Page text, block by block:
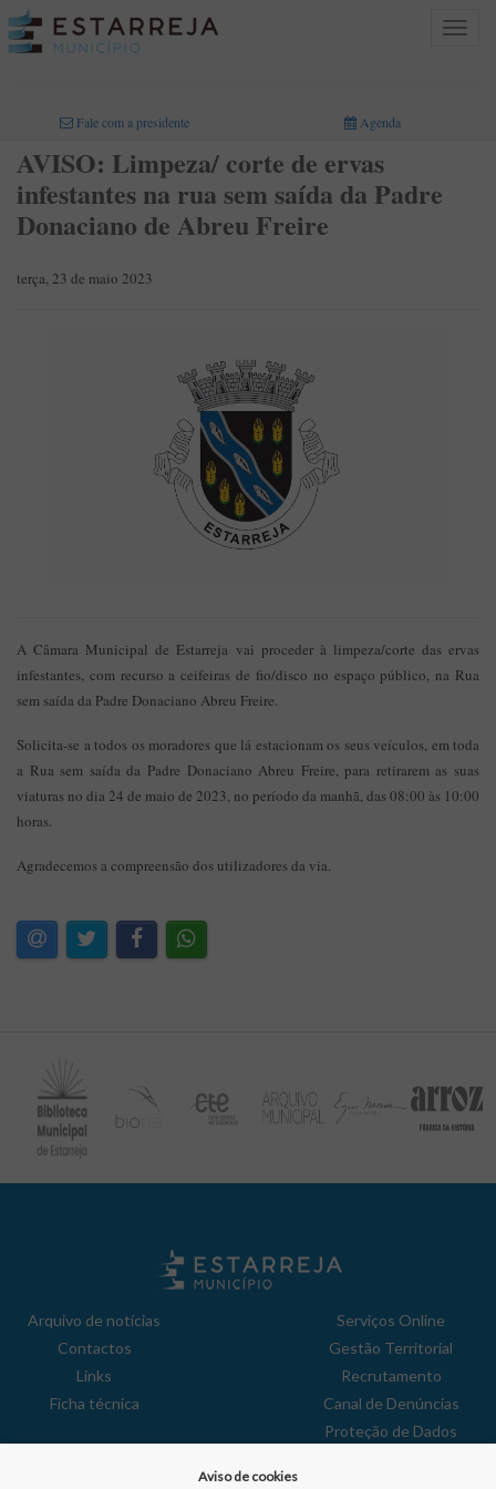
Toggle
Fale com a presidente Agenda
AVISO: Limpeza/ corte de ervas
infestantes na rua sem saída da Padre
Donaciano de Abreu Freire
terça, 23 de maio 2023
A Câmara Municipal de Estarreja vai proceder à limpeza/corte das ervas
infestantes, com recurso a ceifeiras de fio/disco no espaço público, na Rua
sem saída da Padre Donaciano Abreu Freire.
Solicita-se a todos os moradores que lá estacionam os seus veículos, em toda
a Rua sem saída da Padre Donaciano Abreu Freire, para retirarem as suas
viaturas no dia 24 de maio de 2023, no período da manhã, das 08:00 às 10:00
horas.
Agradecemos a compreensão dos utilizadores da via.
Arquivo de notícias
Contactos
Links
Ficha técnica
Serviços Online
Gestão Territorial
Recrutamento
Canal de Denúncias
Proteção de Dados
Aviso de cookies